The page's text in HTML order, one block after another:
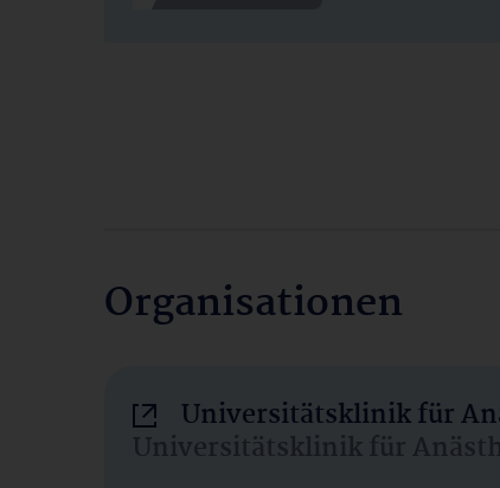
Organisationen
Universitätsklinik für
Universitätsklinik für